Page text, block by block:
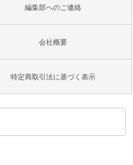
編集部へのご連絡
会社概要
特定商取引法に基づく表示